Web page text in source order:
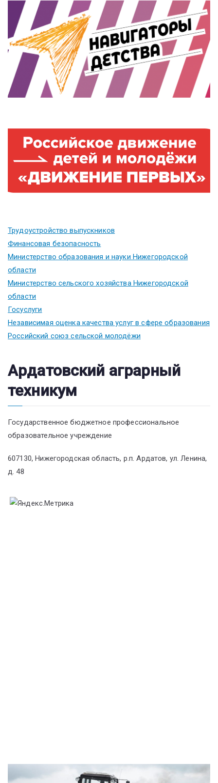
Трудоустройство выпускников
Финансовая безопасность
Министерство образования и науки Нижегородской
области
Министерство сельского хозяйства Нижегородской
области
Госуслуги
Независимая оценка качества услуг в сфере образования
Российский союз сельской молодёжи
Ардатовский аграрный
техникум
Государственное бюджетное профессиональное
образовательное учреждение
607130, Нижегородская область, р.п. Ардатов, ул. Ленина,
д. 48